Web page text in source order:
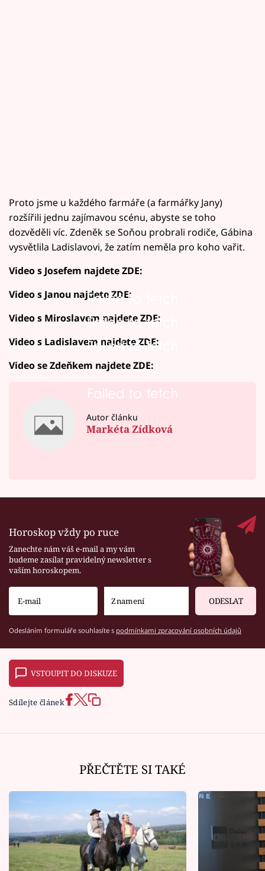
Proto jsme u každého farmáře (a farmářky Jany)
rozšířili jednu zajímavou scénu, abyste se toho
dozvěděli víc. Zdeněk se Soňou probrali rodiče, Gábina
vysvětlila Ladislavovi, že zatím neměla pro koho vařit.
Video s Josefem najdete ZDE:
Failed to fetch
Video s Janou najdete ZDE:
Failed to fetch
Video s Miroslavem najdete ZDE:
Failed to fetch
Video s Ladislavem najdete ZDE:
Video se Zdeňkem najdete ZDE:
Failed to fetch
Autor článku
Markéta Zídková
Horoskop vždy po ruce
Zanechte nám váš e-mail a my vám
budeme zasílat pravidelný newsletter s
vaším horoskopem.
ODESLAT
Odesláním formuláře souhlasíte s podmínkami zpracování osobních údajů
VSTOUPIT DO DISKUZE
Sdílejte článek
PŘEČTĚTE SI TAKÉ